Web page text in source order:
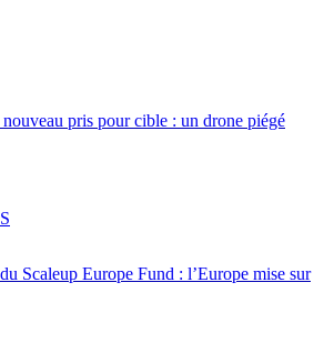
pris pour cible : un drone piégé
Scaleup Europe Fund : l’Europe mise sur